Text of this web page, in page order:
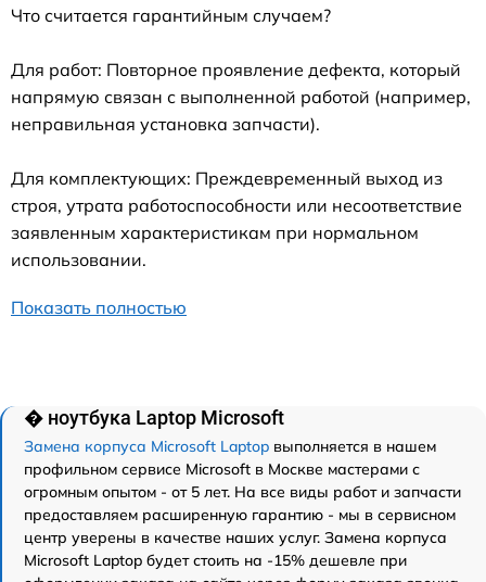
Что считается гарантийным случаем?
Для работ: Повторное проявление дефекта, который
напрямую связан с выполненной работой (например,
неправильная установка запчасти).
Для комплектующих: Преждевременный выход из
строя, утрата работоспособности или несоответствие
заявленным характеристикам при нормальном
использовании.
Показать полностью
� ноутбука Laptop Microsoft
Замена корпуса Microsoft Laptop выполняется в нашем
профильном сервисе Microsoft в Москве мастерами с
огромным опытом - от 5 лет. На все виды работ и запчасти
предоставляем расширенную гарантию - мы в сервисном
центр уверены в качестве наших услуг. Замена корпуса
Microsoft Laptop будет стоить на -15% дешевле при